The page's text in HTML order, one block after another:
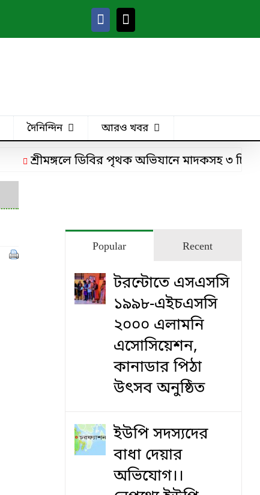
দৈনিন্দিন আরও খবর
শ্রীমঙ্গলে ডিবির পৃথক অভিযানে মাদকসহ ৩ চিহ্নিত
Popular Recent
টরন্টোতে এসএসসি
১৯৯৮-এইচএসসি
২০০০ এলামনি
এসোসিয়েশন,
কানাডার পিঠা
উৎসব অনুষ্ঠিত
ইউপি সদস্যদের
বাধা দেয়ার
অভিযোগ।।